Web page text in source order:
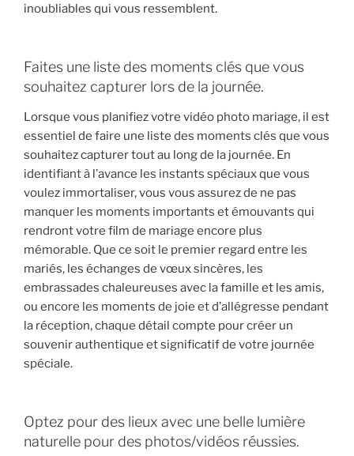
inoubliables qui vous ressemblent.
Faites une liste des moments clés que vous
souhaitez capturer lors de la journée.
Lorsque vous planifiez votre vidéo photo mariage, il est
essentiel de faire une liste des moments clés que vous
souhaitez capturer tout au long de la journée. En
identifiant à l’avance les instants spéciaux que vous
voulez immortaliser, vous vous assurez de ne pas
manquer les moments importants et émouvants qui
rendront votre film de mariage encore plus
mémorable. Que ce soit le premier regard entre les
mariés, les échanges de vœux sincères, les
embrassades chaleureuses avec la famille et les amis,
ou encore les moments de joie et d’allégresse pendant
la réception, chaque détail compte pour créer un
souvenir authentique et significatif de votre journée
spéciale.
Optez pour des lieux avec une belle lumière
naturelle pour des photos/vidéos réussies.